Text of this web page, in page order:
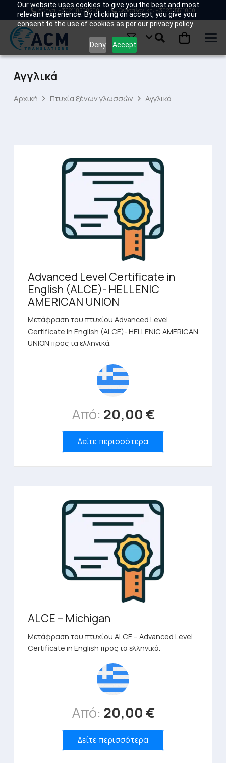
Our website uses cookies to give you the best and most
relevant experience. By clicking on accept, you give your
consent to the use of cookies as per our privacy policy.
Deny Accept
Αθήνα: +302118508200 Θεσσαλονίκη: +302315511000
Αγγλικά
Αρχική Πτυχία ξένων γλωσσών Αγγλικά
Advanced Level Certificate in
English (ALCE)- HELLENIC
AMERICAN UNION
Μετάφραση του πτυχίου Advanced Level
Certificate in English (ALCE)- HELLENIC AMERICAN
UNION προς τα ελληνικά.
Από: 20,00 €
Δείτε περισσότερα
ALCE – Michigan
Μετάφραση του πτυχίου ALCE – Advanced Level
Certificate in English προς τα ελληνικά.
Από: 20,00 €
Δείτε περισσότερα